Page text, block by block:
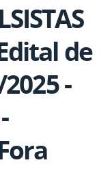
de
-